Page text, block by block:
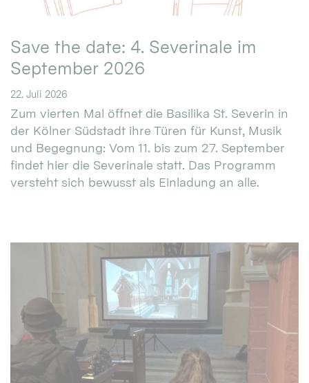
Save the date: 4. Severinale im
September 2026
22. Juli 2026
Zum vierten Mal öffnet die Basilika St. Severin in
der Kölner Südstadt ihre Türen für Kunst, Musik
und Begegnung: Vom 11. bis zum 27. September
findet hier die Severinale statt. Das Programm
versteht sich bewusst als Einladung an alle.